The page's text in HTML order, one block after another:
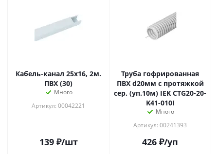
Кабель-канал 25х16, 2м.
ПВХ (30)
Много
Артикул: 00042221
139₽/шт
Труба гофрированная
ПВХ d20мм с протяжкой
сер. (уп.10м) IEK CTG20-20-
K41-010I
Много
Артикул: 00241393
426 ₽/уп